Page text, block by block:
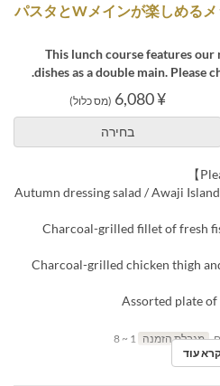
【土日祝】パスタとWメインが楽しめ
This lunch course features
dishes as a double main. Please
¥ 6,080 (מס כלול)
בחירה
Autumn dressing salad / Awaji
◯ Charcoal-grilled fillet of fresh
מגבלת הזמנה
עוד